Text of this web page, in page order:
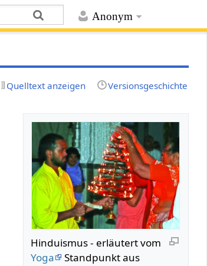
Anonym
Quelltext anzeigen Versionsgeschichte
Hinduismus - erläutert vom
Yoga
Standpunkt aus